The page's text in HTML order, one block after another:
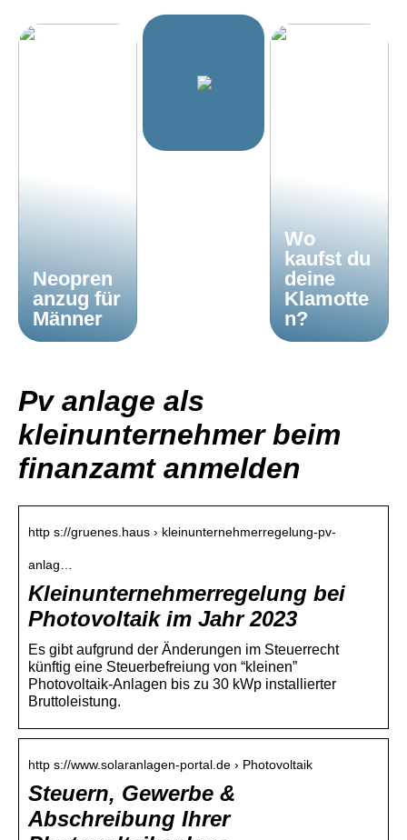
Neopren
anzug für
Männer
Wo
kaufst du
deine
Klamotte
n?
Pv anlage als
kleinunternehmer beim
finanzamt anmelden
http s://gruenes.haus › kleinunternehmerregelung-pv-
anlag…
Kleinunternehmerregelung bei
Photovoltaik im Jahr 2023
Es gibt aufgrund der Änderungen im Steuerrecht
künftig eine Steuerbefreiung von “kleinen”
Photovoltaik-Anlagen bis zu 30 kWp installierter
Bruttoleistung.
http s://www.solaranlagen-portal.de › Photovoltaik
Steuern, Gewerbe &
Abschreibung Ihrer